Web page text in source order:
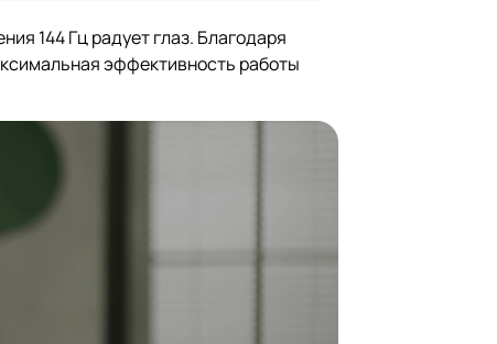
144 Гц радует глаз. Благодаря
эффективность работы